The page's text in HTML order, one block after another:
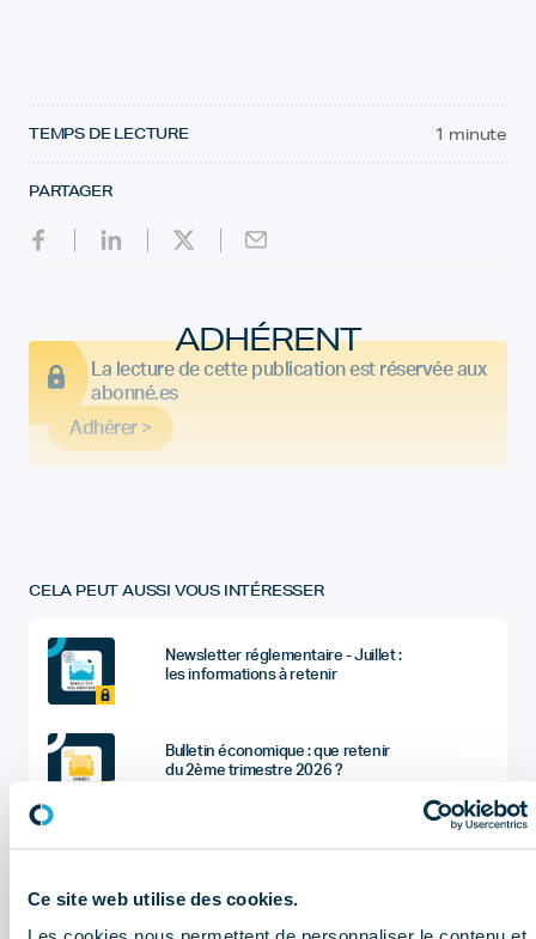
Ce site web utilise des cookies.
TEMPS DE LECTURE 1 minute
PARTAGER
ADHÉRENT
La lecture de cette publication est réservée aux
abonné.es
Adhérer >
CELA PEUT AUSSI VOUS INTÉRESSER
Newsletter réglementaire - Juillet :
les informations à retenir
Bulletin économique : que retenir
du 2ème trimestre 2026 ?
2025) ?